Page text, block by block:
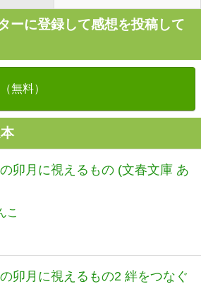
ーに登録して感想を投稿して
無料）
卯月に視えるもの (文春文庫 あ
こ
卯月に視えるもの2 絆をつなぐ